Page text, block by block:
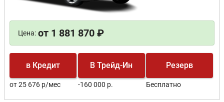
Цена: от 1 881 870 ₽
в Кредит
от 25 676 р/мес
В Трейд-Ин
-160 000 р.
Резерв
Бесплатно